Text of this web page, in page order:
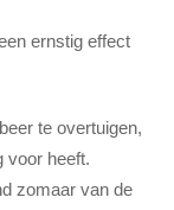
ernstig effect
te overtuigen,
voor heeft.
zomaar van de